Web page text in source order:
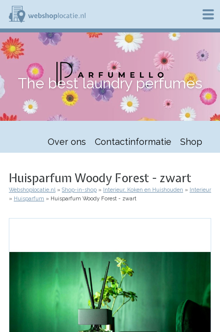
Overslaan
naar
de
inhoud
gaan
W
e
b
c
The best laundry perfumes
Over ons Contactinformatie Shop
Huisparfum Woody Forest - zwart
Kruimelpad
Webshoplocatie.nl Shop-in-shop Interieur, Koken en Huishouden
Interieur
Huisparfum
Huisparfum Woody Forest - zwart